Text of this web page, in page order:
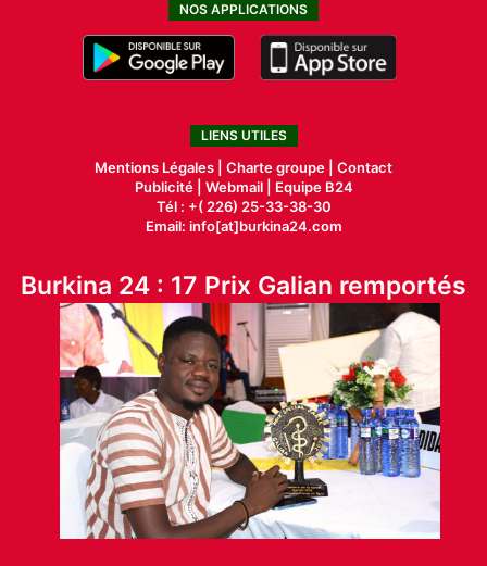
NOS APPLICATIONS
LIENS UTILES
Mentions Légales | Charte groupe | Contact
Publicité| Webmail |
Equipe B24
Tél : +( 226) 25-33-38-30
Email: info[at]burkina24.com
Burkina 24 : 17 Prix Galian remportés